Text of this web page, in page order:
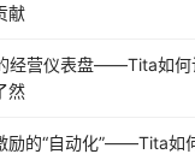
献
经营仪表盘——Tita如何
然
励的“自动化”——Tita如